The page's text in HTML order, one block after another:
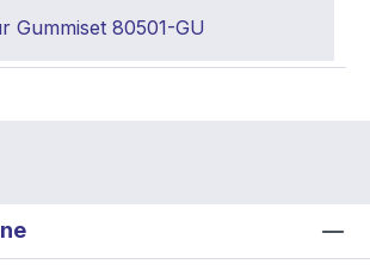
Gummiset 80501-GU